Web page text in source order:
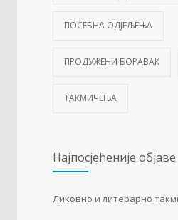
ПОСЕБНА ОДЈЕЉЕЊА
ПРОДУЖЕНИ БОРАВАК
ТАКМИЧЕЊА
Најпосјећеније објаве
Ликовно и литерарно